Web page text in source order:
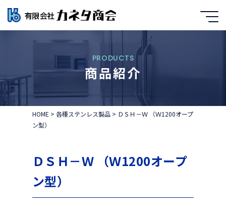
PRODUCTS
商品紹介
HOME > 各種ステンレス製品 > ＤＳＨ－Ｗ （Ｗ1200オープ
ン型）
ＤＳＨ－Ｗ （Ｗ1200オープ
ン型）